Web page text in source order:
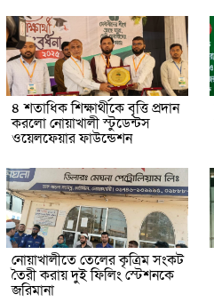
৪ শতাধিক শিক্ষার্থীকে বৃত্তি প্রদান
করলো নোয়াখালী স্টুডেন্টস
ওয়েলফেয়ার ফাউন্ডেশন
নোয়াখালীতে তেলের কৃত্রিম সংকট
তৈরী করায় দুই ফিলিং স্টেশনকে
জরিমানা